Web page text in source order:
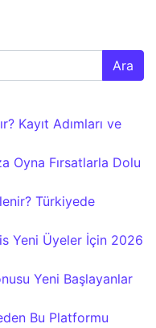
Kayıt Adımları ve
Oyna Fırsatlarla Dolu
Türkiyede
Yeni Üyeler İçin 2026
Yeni Başlayanlar
Bu Platformu